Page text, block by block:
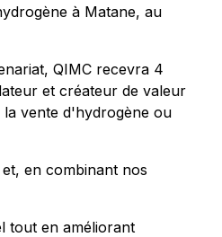
à Matane, au
QIMC recevra 4
et créateur de valeur
vente d'hydrogène ou
en combinant nos
tout en améliorant